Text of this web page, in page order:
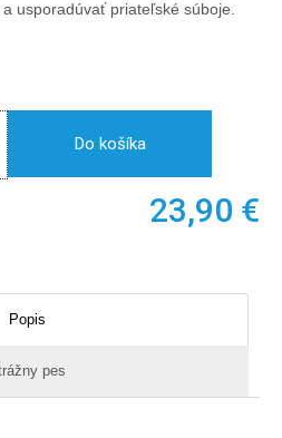
usporadúvať priateľské súboje.
Do košíka
23,90 €
Popis
pes